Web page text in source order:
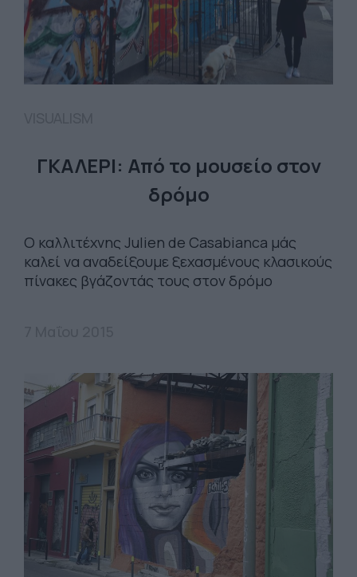
ΓΚΑΛΕΡΙ: Από το μουσείο στον
δρόμο
Ο καλλιτέχνης Julien de Casabianca μάς
καλεί να αναδείξουμε ξεχασμένους κλασικούς
πίνακες βγάζοντάς τους στον δρόμο